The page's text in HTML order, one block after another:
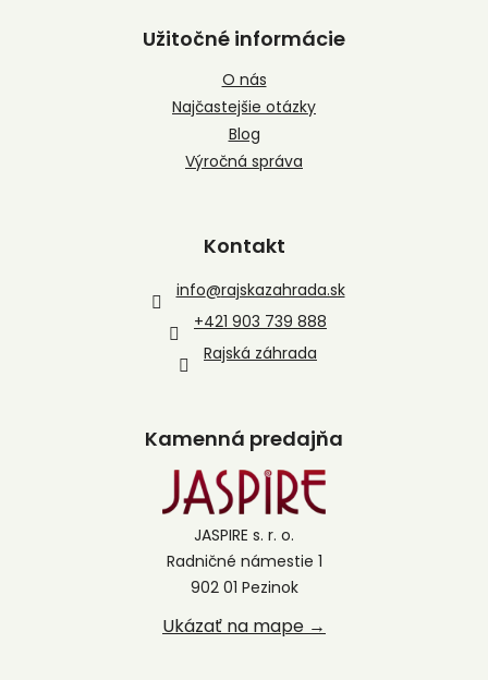
Užitočné informácie
O nás
Najčastejšie otázky
Blog
Výročná správa
Kontakt
info@rajskazahrada.sk
+421 903 739 888
Rajská záhrada
Kamenná predajňa
JASPIRE s. r. o.
Radničné námestie 1
902 01 Pezinok
Ukázať na mape →